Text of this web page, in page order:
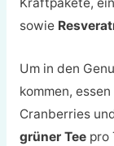
sowie
Um in den
kommen,
Cranberries
grüner Teepro